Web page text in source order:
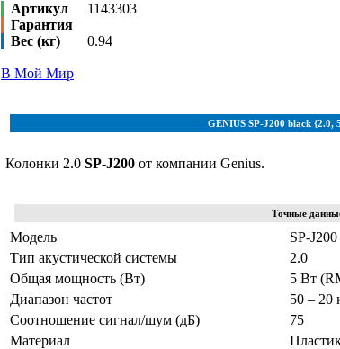
Артикул
1143303
Гарантия
Вес (кг)
0.94
В Мой Мир
GENIUS SP-J200 black {2.0,
Колонки 2.0 SP-J200 от компании Genius.
Точные
Модель
SP-J200
Тип акустической системы
2.0
Общая мощность (Вт)
5 Вт
Диапазон частот
50 – 20
Соотношение сигнал/шум (дБ)
75
Материал